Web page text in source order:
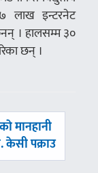
लाख इन्टरनेट
। हालसम्म ३०
छन् ।
मानहानी
केसी पक्राउ